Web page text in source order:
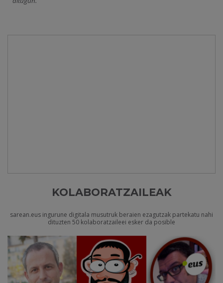
KOLABORATZAILEAK
sarean.eus ingurune digitala musutruk beraien ezagutzak partekatu nahi
dituzten 50 kolaboratzaileei esker da posible